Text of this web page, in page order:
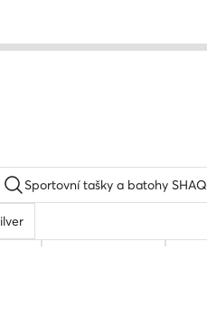
Sportovní tašky a batohy SHAQ